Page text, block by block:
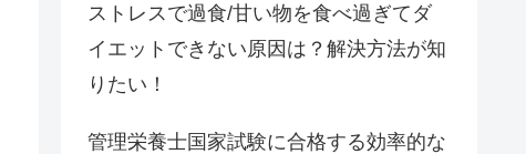
ストレスで過食/甘い物を食べ過ぎてダ
イエットできない原因は？解決方法が知
りたい！
管理栄養士国家試験に合格する効率的な